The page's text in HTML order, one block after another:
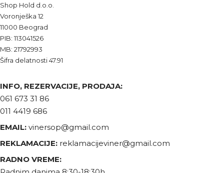
Shop Hold d.o.o.
Voronješka 12
11000 Beograd
PIB: 113041526
MB: 21792993
Šifra delatnosti 47.91
INFO, REZERVACIJE, PRODAJA:
061 673 31 86
011 4419 686
EMAIL: vinersop@gmail.com
REKLAMACIJE: reklamacijeviner@gmail.com
RADNO VREME: